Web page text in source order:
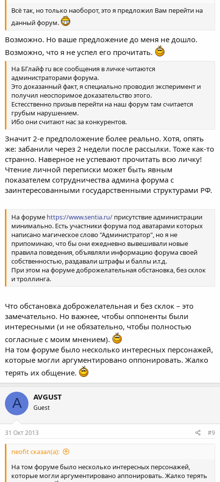
Всё так, но только наоборот, это я предложил Вам перейти на
данный форум.
Возможно. Но ваше предложение до меня не дошло.
Возможно, что я не успел его прочитать.
На БГлайф ru все сообщения в личке читаются
администраторами форума.
Это доказанный факт, я специально проводил эксперимент и
получил неоспоримое доказательство этого.
Естесственно призыв перейти на наш форум там считается
грубым нарушением.
Ибо они считают нас за конкурентов.
Значит 2-е предположение более реально. Хотя, опять
же: забанили через 2 недели после рассылки. Тоже как-то
странно. Наверное не успевают прочитать всю личку!
Чтение личной переписки может быть явным
показателем сотрудничества админа форума с
заинтересованными государственными структурами РФ.
На форуме https://www.sentia.ru/ присутствие администрации
минимально. Есть участники форума под аватарами которых
написано магическое слово "Администратор", но я не
припоминаю, что бы они ежедневно вывешивали новые
правила поведения, объявляли информацию форума своей
собственностью, раздавали штрафы и баллы и.т.д.
При этом на форуме доброжелательная обстановка, без склок
и троллинга.
Что обстановка доброжелательная и без склок – это
замечательно. Но важнее, чтобы оппоненты были
интересными (и не обязательно, чтобы полностью
согласные с моим мнением).
На том форуме было несколько интересных персонажей,
которые могли аргументировано оппонировать. Жалко
терять их общение.
A AVGUST
Guest
31 Окт 2013 #9
neofit сказал(а):
На том форуме было несколько интересных персонажей,
которые могли аргументировано аппонировать. Жалко терять